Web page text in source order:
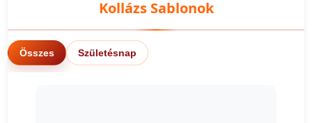
Kollázs Sablonok
Összes Születésnap